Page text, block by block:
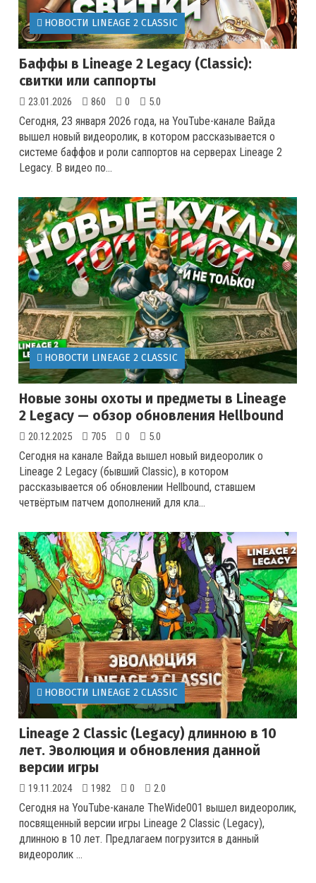
НОВОСТИ LINEAGE 2 CLASSIC
Баффы в Lineage 2 Legacy (Classic):
свитки или саппорты
23.01.2026 860 0 5.0
Сегодня, 23 января 2026 года, на YouTube-канале Вайда
вышел новый видеоролик, в котором рассказывается о
системе баффов и роли саппортов на серверах Lineage 2
Legacy. В видео по...
НОВОСТИ LINEAGE 2 CLASSIC
Новые зоны охоты и предметы в Lineage
2 Legacy — обзор обновления Hellbound
20.12.2025 705 0 5.0
Сегодня на канале Вайда вышел новый видеоролик о
Lineage 2 Legacy (бывший Classic), в котором
рассказывается об обновлении Hellbound, ставшем
четвёртым патчем дополнений для кла...
НОВОСТИ LINEAGE 2 CLASSIC
Lineage 2 Classic (Legacy) длинною в 10
лет. Эволюция и обновления данной
версии игры
19.11.2024 1982 0 2.0
Сегодня на YouTube-канале TheWide001 вышел видеоролик,
посвященный версии игры Lineage 2 Classic (Legacy),
длинною в 10 лет. Предлагаем погрузится в данный
видеоролик ...